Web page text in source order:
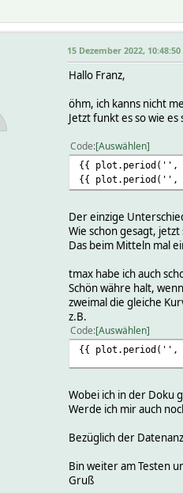
15 Dezember 2022, 10:48:50
Hallo Franz,
öhm, ich kanns nicht
Jetzt funkt es so wie es
Code Auswählen
{{ plot.period('',
{{ plot.period('',
Der einzige
Wie schon gesagt,
Das beim Mitteln mal
tmax habe ich auch
Schön währe halt,
zweimal die gleiche
z.B.
Code Auswählen
{{ plot.period('',
Wobei ich in der Doku
Werde ich mir auch
Bezüglich der
Bin weiter am Testen
Gruß